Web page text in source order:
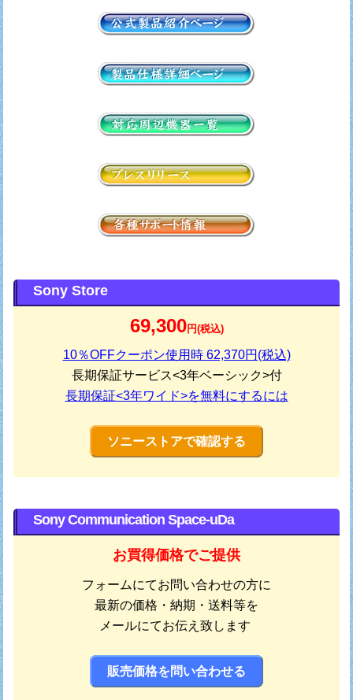
Sony Store
69,300円(税込)
10％OFFクーポン使用時 62,370円(税込)
長期保証サービス<3年ベーシック>付
長期保証<3年ワイド>を無料にするには
ソニーストアで確認する
Sony Communication Space-uDa
お買得価格でご提供
フォームにてお問い合わせの方に
最新の価格・納期・送料等を
メールにてお伝え致します
販売価格を問い合わせる